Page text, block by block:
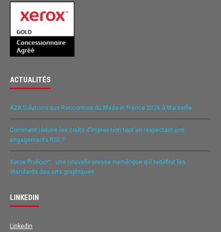
ACTUALITÉS
A2A Solutions aux Rencontres du Made in France 2026 à Marseille
Comment réduire les coûts d’impression tout en respectant vos
engagements RSE ?
Xerox Proficio™ : une nouvelle presse numérique qui redéfinit les
standards des arts graphiques
LINKEDIN
Linkedin